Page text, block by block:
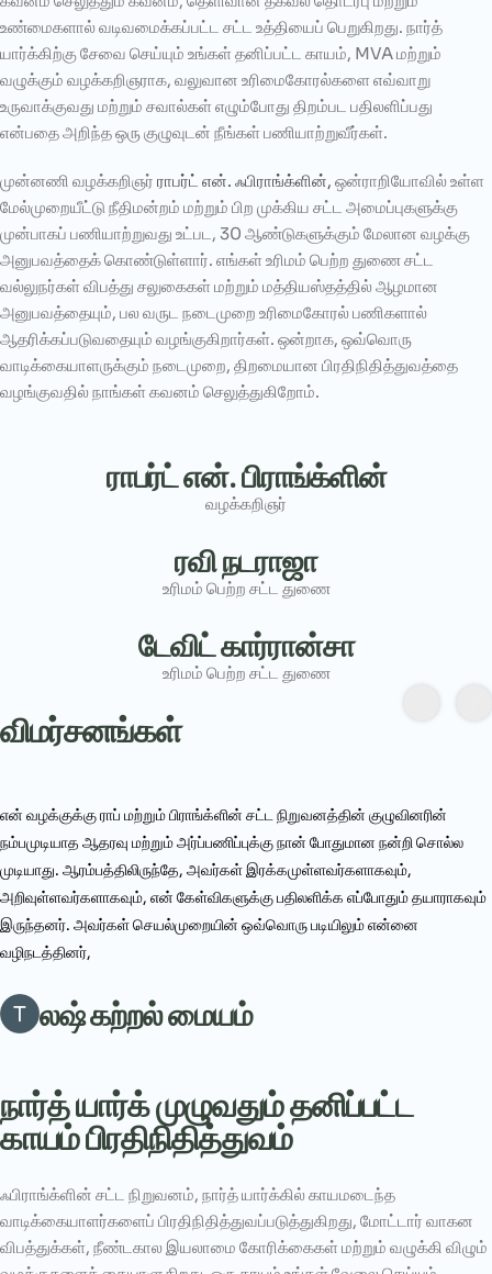
உண்மைகளால் வடிவமைக்கப்பட்ட சட்ட உத்தியைப் பெறுகிறது. நார்த்
யார்க்கிற்கு சேவை செய்யும் உங்கள் தனிப்பட்ட காயம், MVA மற்றும்
வழுக்கும் வழக்கறிஞராக, வலுவான உரிமைகோரல்களை எவ்வாறு
உருவாக்குவது மற்றும் சவால்கள் எழும்போது திறம்பட பதிலளிப்பது
என்பதை அறிந்த ஒரு குழுவுடன் நீங்கள் பணியாற்றுவீர்கள்.
முன்னணி வழக்கறிஞர் ராபர்ட் என். ஃபிராங்க்ளின், ஒன்ராறியோவில் உள்ள
மேல்முறையீட்டு நீதிமன்றம் மற்றும் பிற முக்கிய சட்ட அமைப்புகளுக்கு
முன்பாகப் பணியாற்றுவது உட்பட, 30 ஆண்டுகளுக்கும் மேலான வழக்கு
அனுபவத்தைக் கொண்டுள்ளார். எங்கள் உரிமம் பெற்ற துணை சட்ட
வல்லுநர்கள் விபத்து சலுகைகள் மற்றும் மத்தியஸ்தத்தில் ஆழமான
அனுபவத்தையும், பல வருட நடைமுறை உரிமைகோரல் பணிகளால்
ஆதரிக்கப்படுவதையும் வழங்குகிறார்கள். ஒன்றாக, ஒவ்வொரு
வாடிக்கையாளருக்கும் நடைமுறை, திறமையான பிரதிநிதித்துவத்தை
வழங்குவதில் நாங்கள் கவனம் செலுத்துகிறோம்.
ராபர்ட் என். பிராங்க்ளின்
வழக்கறிஞர்
ரவி நடராஜா
உரிமம் பெற்ற சட்ட துணை
டேவிட் கார்ரான்சா
உரிமம் பெற்ற சட்ட துணை
விமர்சனங்கள்
என் வழக்குக்கு ராப் மற்றும் பிராங்க்ளின் சட்ட நிறுவனத்தின் குழுவினரின்
நம்பமுடியாத ஆதரவு மற்றும் அர்ப்பணிப்புக்கு நான் போதுமான நன்றி சொல்ல
முடியாது. ஆரம்பத்திலிருந்தே, அவர்கள் இரக்கமுள்ளவர்களாகவும்,
அறிவுள்ளவர்களாகவும், என் கேள்விகளுக்கு பதிலளிக்க எப்போதும் தயாராகவும்
இருந்தனர். அவர்கள் செயல்முறையின் ஒவ்வொரு படியிலும் என்னை
வழிநடத்தினர்,
லஷ் கற்றல் மையம்
நார்த் யார்க் முழுவதும் தனிப்பட்ட
காயம் பிரதிநிதித்துவம்
ஃபிராங்க்ளின் சட்ட நிறுவனம், நார்த் யார்க்கில் காயமடைந்த
வாடிக்கையாளர்களைப் பிரதிநிதித்துவப்படுத்துகிறது, மோட்டார் வாகன
விபத்துக்கள், நீண்டகால இயலாமை கோரிக்கைகள் மற்றும் வழுக்கி விழும்